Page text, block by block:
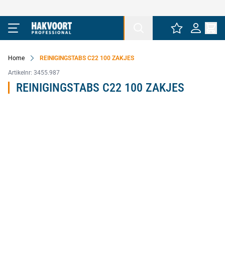
Ga naar de inhoud
Home REINIGINGSTABS C22 100 ZAKJES
Artikelnr: 3455.987
REINIGINGSTABS C22 100 ZAKJES